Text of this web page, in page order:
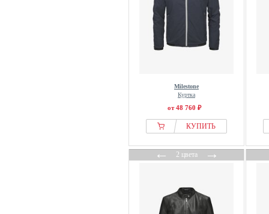
Milestone
Куртка
от 48 760 ₽
КУПИТЬ
←2 цвета→